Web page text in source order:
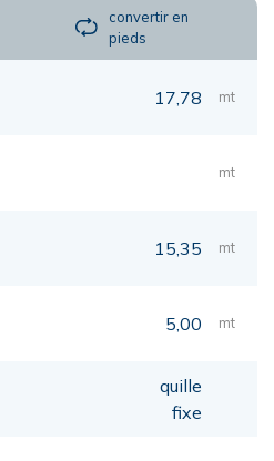
convertir en
pieds
17,78 mt
mt
15,35 mt
5,00 mt
quille
fixe